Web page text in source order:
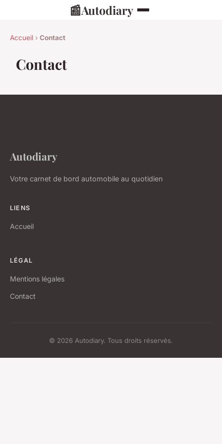
📰Autodiary
Accueil › Contact
Contact
Autodiary
Votre carnet de bord automobile au quotidien
LIENS
Accueil
LÉGAL
Mentions légales
Contact
© 2026 Autodiary. Tous droits réservés.